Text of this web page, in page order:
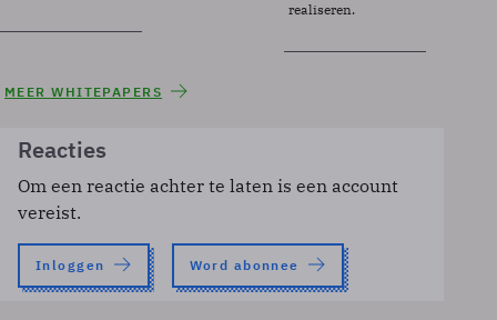
realiseren.
MEER WHITEPAPERS
Reacties
Om een reactie achter te laten is een account
vereist.
Inloggen Word abonnee